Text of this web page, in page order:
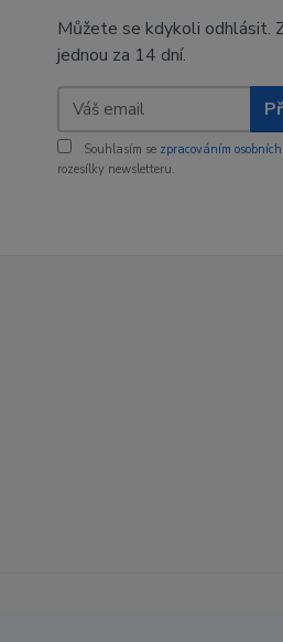
Můžete se kdykoli odhlásit.
jednou za 14 dní.
Souhlasím se zpracováním
rozesílky newsletteru.